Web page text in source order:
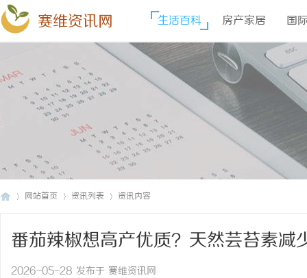
赛维资讯网 生活百科 房产家居 国
网站首页 资讯列表 资讯内容
番茄辣椒想高产优质？天然芸苔素减
2026-05-28 发布于 赛维资讯网